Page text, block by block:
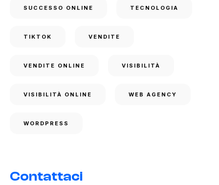
SUCCESSO ONLINE TECNOLOGIA
TIKTOK VENDITE
VENDITE ONLINE VISIBILITÀ
VISIBILITÀ ONLINE WEB AGENCY
WORDPRESS
Contattaci